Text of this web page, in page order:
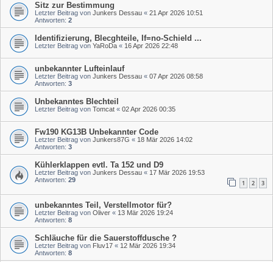
Sitz zur Bestimmung
Letzter Beitrag von Junkers Dessau « 21 Apr 2026 10:51
Antworten: 2
Identifizierung, Blecghteile, If=no-Schield ...
Letzter Beitrag von YaRoDa « 16 Apr 2026 22:48
unbekannter Lufteinlauf
Letzter Beitrag von Junkers Dessau « 07 Apr 2026 08:58
Antworten: 3
Unbekanntes Blechteil
Letzter Beitrag von Tomcat « 02 Apr 2026 00:35
Fw190 KG13B Unbekannter Code
Letzter Beitrag von Junkers87G « 18 Mär 2026 14:02
Antworten: 3
Kühlerklappen evtl. Ta 152 und D9
Letzter Beitrag von Junkers Dessau « 17 Mär 2026 19:53
Antworten: 29 1 2 3
unbekanntes Teil, Verstellmotor für?
Letzter Beitrag von Oliver « 13 Mär 2026 19:24
Antworten: 8
Schläuche für die Sauerstoffdusche ?
Letzter Beitrag von Fluv17 « 12 Mär 2026 19:34
Antworten: 8